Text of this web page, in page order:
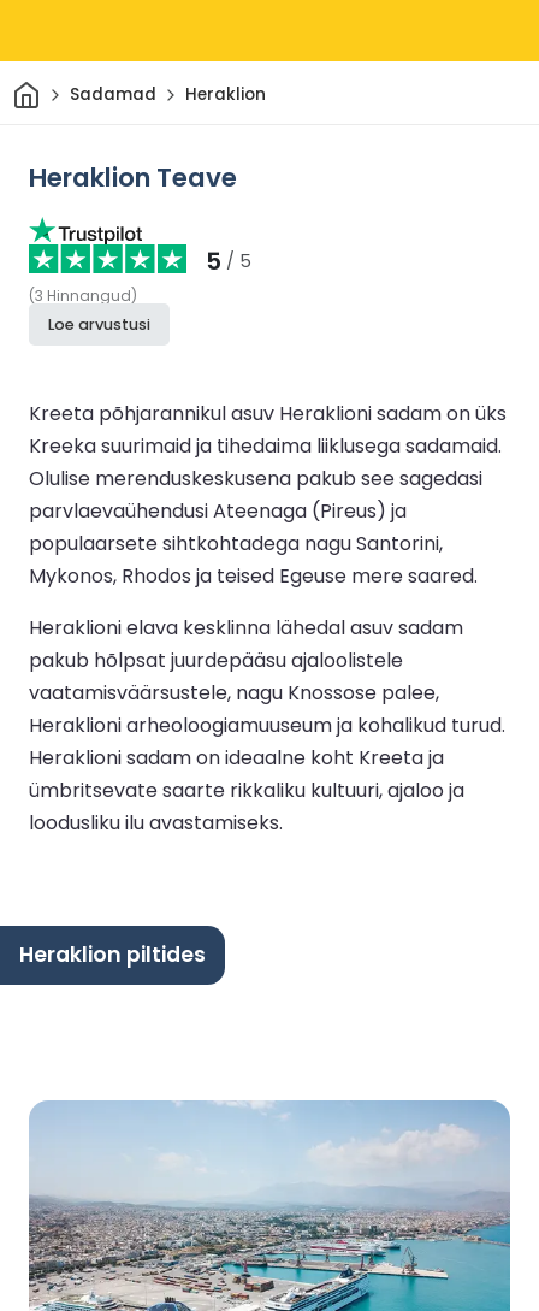
Avaleht
Sadamad Heraklion
Heraklion Teave
5 / 5
(3 Hinnangud)
Loe arvustusi
Kreeta põhjarannikul asuv Heraklioni sadam on üks
Kreeka suurimaid ja tihedaima liiklusega sadamaid.
Olulise merenduskeskusena pakub see sagedasi
parvlaevaühendusi Ateenaga (Pireus) ja
populaarsete sihtkohtadega nagu Santorini,
Mykonos, Rhodos ja teised Egeuse mere saared.
Heraklioni elava kesklinna lähedal asuv sadam
pakub hõlpsat juurdepääsu ajaloolistele
vaatamisväärsustele, nagu Knossose palee,
Heraklioni arheoloogiamuuseum ja kohalikud turud.
Heraklioni sadam on ideaalne koht Kreeta ja
ümbritsevate saarte rikkaliku kultuuri, ajaloo ja
loodusliku ilu avastamiseks.
Heraklion piltides